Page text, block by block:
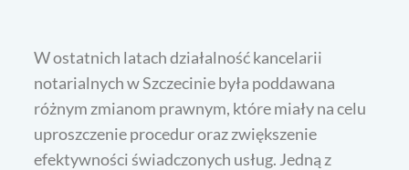
W ostatnich latach działalność kancelarii
notarialnych w Szczecinie była poddawana
różnym zmianom prawnym, które miały na celu
uproszczenie procedur oraz zwiększenie
efektywności świadczonych usług. Jedną z